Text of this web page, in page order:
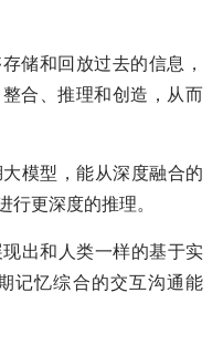
储和回放过去的信息，
合、推理和创造，从而
模型，能从深度融合的
行更深度的推理。
出和人类一样的基于实
记忆综合的交互沟通能